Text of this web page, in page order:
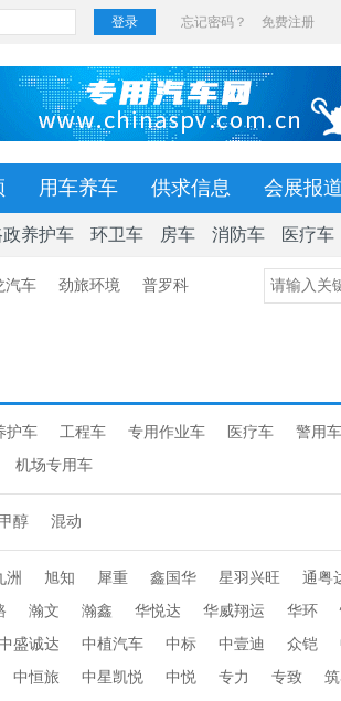
用车养车 供求信息 会展报道
政养护车 环卫车 房车 消防车 医疗车
汽车 劲旅环境 普罗科
护车 工程车 专用作业车 医疗车 警用车
机场专用车
甲醇 混动
洲 旭知 犀重 鑫国华 星羽兴旺 通粤
瀚文 瀚鑫 华悦达 华威翔运 华环
盛诚达 中植汽车 中标 中壹迪 众铠
中恒旅 中星凯悦 中悦 专力 专致